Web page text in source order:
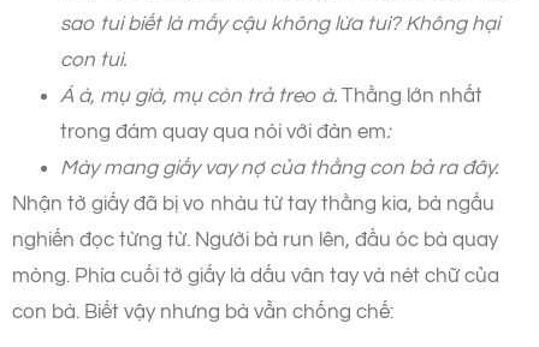
sao tui biết là mấy cậu không lừa tui? Không hại
con tui.
Á à, mụ già, mụ còn trả treo à. Thằng lớn nhất
trong đám quay qua nói với đàn em:
Mày mang giấy vay nợ của thằng con bả ra đây.
Nhận tờ giấy đã bị vo nhàu từ tay thằng kia, bà ngấu
nghiến đọc từng từ. Người bà run lên, đầu óc bà quay
mòng. Phía cuối tờ giấy là dấu vân tay và nét chữ của
con bà. Biết vậy nhưng bà vẫn chống chế: